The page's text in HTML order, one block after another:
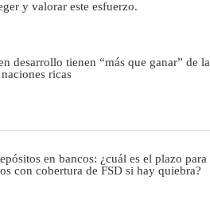
y valorar este esfuerzo.
desarrollo tienen “más que ganar” de la
ricas
en bancos: ¿cuál es el plazo para
con cobertura de FSD si hay quiebra?